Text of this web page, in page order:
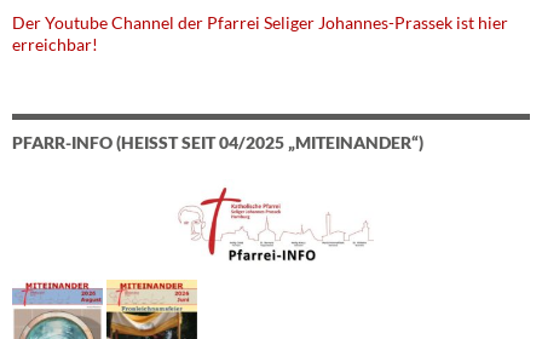
Der Youtube Channel der Pfarrei Seliger Johannes-Prassek ist hier
erreichbar!
PFARR-INFO (HEISST SEIT 04/2025 „MITEINANDER“)